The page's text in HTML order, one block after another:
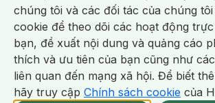
Giao Nhanh Miễn
Chống Muỗi
Khẩu Trang Máy Massage Mặt Nạ Xông Hơi/
Sản Phẩm Chăm Sóc Khác/ Bàn Chải Đánh Răng /Bàn Chải
Hỗ Trợ Trắng Răng / Kem Đánh Răng Máy Tăm Nước Nước
Tăm / Chỉ Nha Khoa /Xịt Thơm Miệng / Dung Dịch Vệ Sinh/
Khăn Ướt Vệ Sinh Vùng Kín
/Băng Vệ Sinh Tampon Bọt
Máy Cạo Râu
Vấn Đề Về Da
Da Dầu / Lỗ Chân Lông To
Da Khô / Mất Nước /Da Lão Hóa /
Da Nhạy Cảm / Kích Ứng/Da Xỉn Màu/Thâm / Nám / Tàn
Quầng Thâm & Bọng Mắt/ Sẹo
Viêm Da Cơ Địa
chúng tôi và các đối tác của chúng
cookie để theo dõi các hoạt động
bạn, đề xuất nội dung và quảng cáo
thích và ưu tiên của bạn cũng như
liên quan đến mạng xã hội. Để biết
hãy truy cập Chính sách cookie của